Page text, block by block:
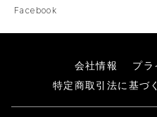
Facebook
会社情報
プラ
特定商取引法に基づ